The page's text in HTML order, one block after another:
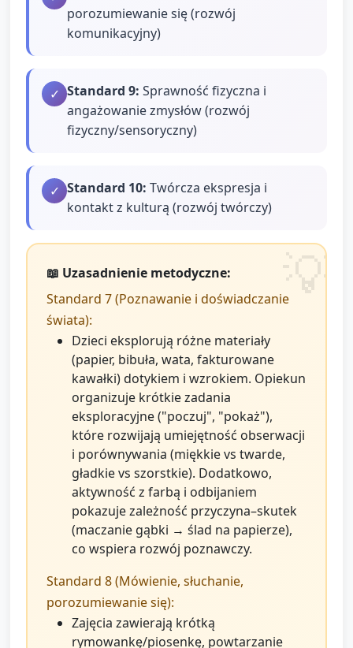
porozumiewanie się (rozwój
komunikacyjny)
✓ Standard 9: Sprawność fizyczna i
angażowanie zmysłów (rozwój
fizyczny/sensoryczny)
✓ Standard 10: Twórcza ekspresja i
kontakt z kulturą (rozwój twórczy)
📖 Uzasadnienie metodyczne:
Standard 7 (Poznawanie i doświadczanie
świata):
Dzieci eksplorują różne materiały
(papier, bibuła, wata, fakturowane
kawałki) dotykiem i wzrokiem. Opiekun
organizuje krótkie zadania
eksploracyjne ("poczuj", "pokaż"),
które rozwijają umiejętność obserwacji
i porównywania (miękkie vs twarde,
gładkie vs szorstkie). Dodatkowo,
aktywność z farbą i odbijaniem
pokazuje zależność przyczyna–skutek
(maczanie gąbki → ślad na papierze),
co wspiera rozwój poznawczy.
Standard 8 (Mówienie, słuchanie,
porozumiewanie się):
Zajęcia zawierają krótką
rymowankę/piosenkę, powtarzanie